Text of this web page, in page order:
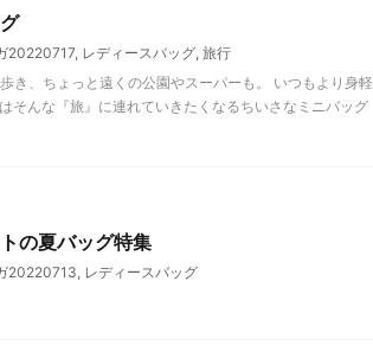
20220717, レディースバッグ, 旅行
き、ちょっと遠くの公園やスーパーも。 いつもより身軽
そんな『旅』に連れていきたくなるちいさなミニバッグ
の夏バッグ特集
20220713, レディースバッグ